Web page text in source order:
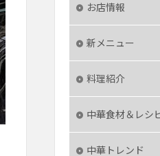
お店情報
新メニュー
料理紹介
中華食材＆レシ
中華トレンド